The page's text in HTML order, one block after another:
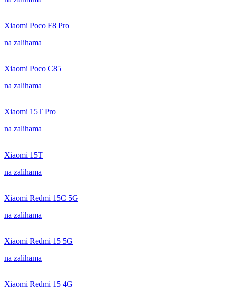
Xiaomi Poco F8 Pro
na zalihama
Xiaomi Poco C85
na zalihama
Xiaomi 15T Pro
na zalihama
Xiaomi 15T
na zalihama
Xiaomi Redmi 15C 5G
na zalihama
Xiaomi Redmi 15 5G
na zalihama
Xiaomi Redmi 15 4G